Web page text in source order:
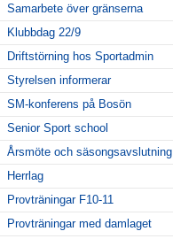
Samarbete över gränserna
Klubbdag 22/9
Driftstörning hos Sportadmin
Styrelsen informerar
SM-konferens på Bosön
Senior Sport school
Årsmöte och säsongsavslutning
Herrlag
Provträningar F10-11
Provträningar med damlaget